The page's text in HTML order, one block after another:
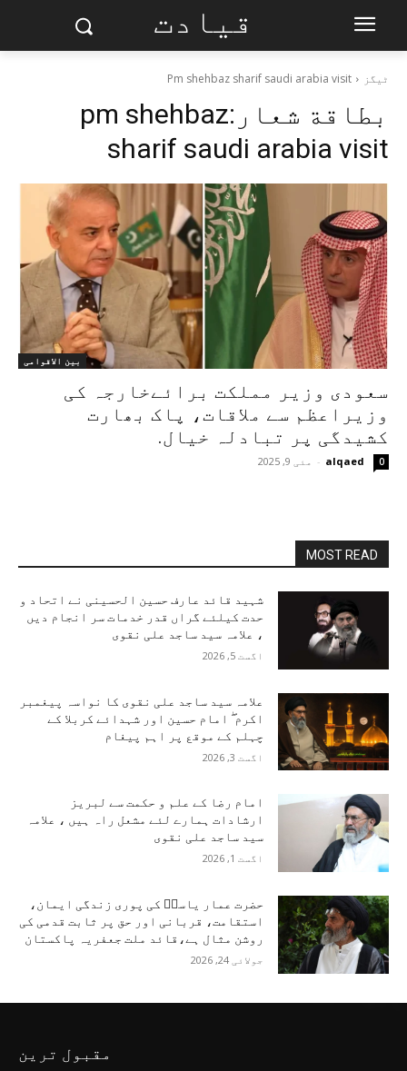
قیادت
ٹیگز Pm shehbaz sharif saudi arabia visit
بطاقة شعار:pm shehbaz
sharif saudi arabia visit
بین الاقوامی
سعودی وزیر مملکت برائےخارجہ کی
وزیراعظم سے ملاقات، پاک بھارت
کشیدگی پر تبادلہ خیال.
alqaed
- مئی 9, 2025 0
MOST READ
شہید قائد عارف حسین الحسینی نے اتحاد و
حدت کیلئے گراں قدر خدمات سر انجام دیں
، علامہ سید ساجد علی نقوی
اگست 5, 2026
علامہ سید ساجد علی نقوی کا نواسہ پیغمبر
اکرم ۖ امام حسین اور شہدائے کربلا کے
چہلم کے موقع پر اہم پیغام
اگست 3, 2026
امام رضا کے علم و حکمت سے لبریز
ارشادات ہمارے لئے مشعل راہ ہیں ، علامہ
سید ساجد علی نقوی
اگست 1, 2026
حضرت عمار یاسرؑ کی پوری زندگی ایمان،
استقامت، قربانی اور حق پر ثابت قدمی کی
روشن مثال ہے،قائد ملت جعفریہ پاکستان
جولائی 24, 2026
مقبول ترین